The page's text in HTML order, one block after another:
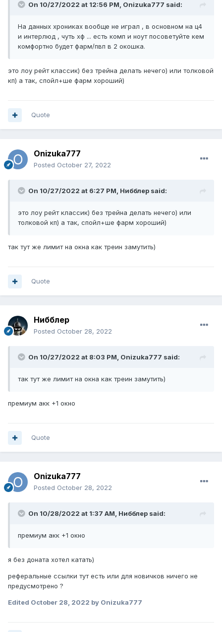
On 10/27/2022 at 12:56 PM, Onizuka777 said:
На данных хрониках вообще не играл , в основном на ц4
и интерлюд , чуть хф ... есть комп и ноут посоветуйте кем
комфортно будет фарм/пвп в 2 окошка.
это лоу рейт классик) без трейна делать нечего) или толковой
кп) а так, спойл+ше фарм хороший)
Quote
Onizuka777
Posted October 27, 2022
On 10/27/2022 at 6:27 PM, Нибблер said:
это лоу рейт классик) без трейна делать нечего) или
толковой кп) а так, спойл+ше фарм хороший)
так тут же лимит на окна как треин замутить)
Quote
Нибблер
Posted October 28, 2022
On 10/27/2022 at 8:03 PM, Onizuka777 said:
так тут же лимит на окна как треин замутить)
премиум акк +1 окно
Quote
Onizuka777
Posted October 28, 2022
On 10/28/2022 at 1:37 AM, Нибблер said:
премиум акк +1 окно
я без доната хотел катать)
реферальные ссылки тут есть или для новичков ничего не
предусмотрено ?
Edited October 28, 2022 by Onizuka777